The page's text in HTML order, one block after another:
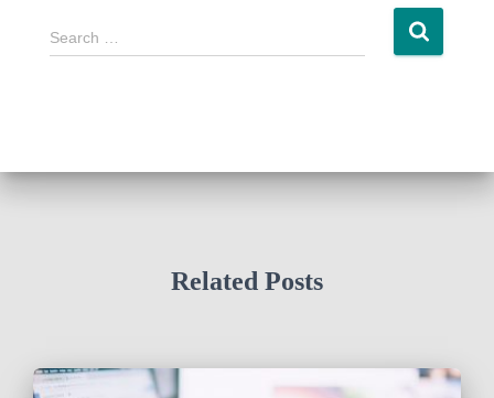
S
e
f
Search …
Related Posts